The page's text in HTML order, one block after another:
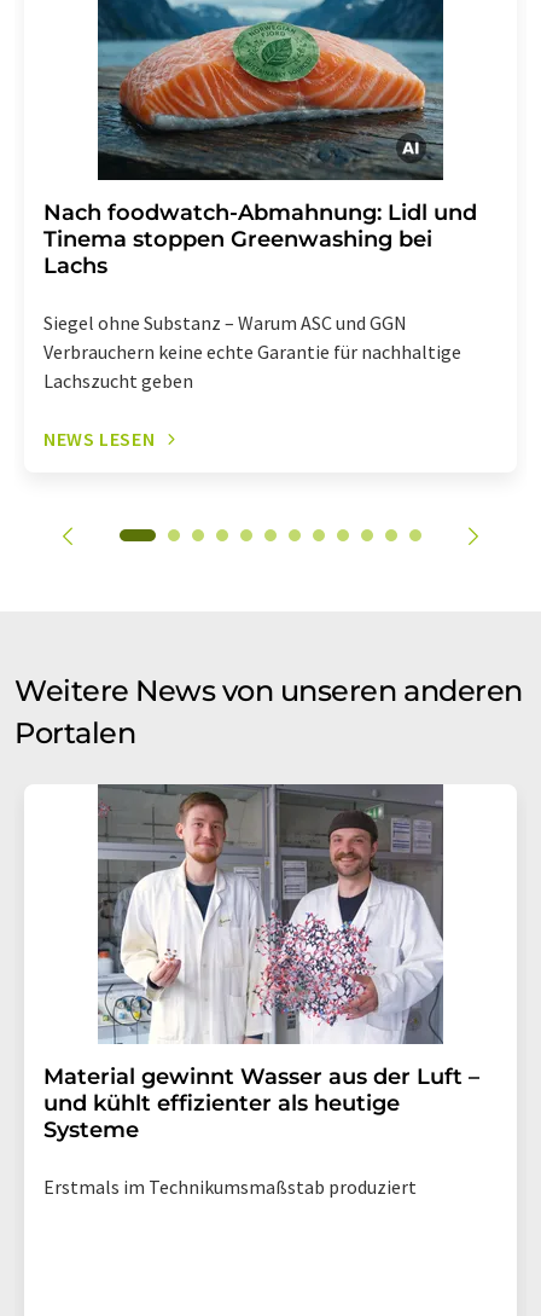
Abbestellung des entsprechenden Newsletters
enthalten.
Nach foodwatch-Abmahnung: Lidl und
Tinema stoppen Greenwashing bei
Lachs
Siegel ohne Substanz – Warum ASC und GGN
Verbrauchern keine echte Garantie für nachhaltige
Lachszucht geben
NEWS LESEN
Weitere News von unseren anderen
Portalen
Material gewinnt Wasser aus der Luft –
und kühlt effizienter als heutige
Systeme
Erstmals im Technikumsmaßstab produziert